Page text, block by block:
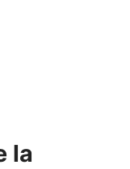
la